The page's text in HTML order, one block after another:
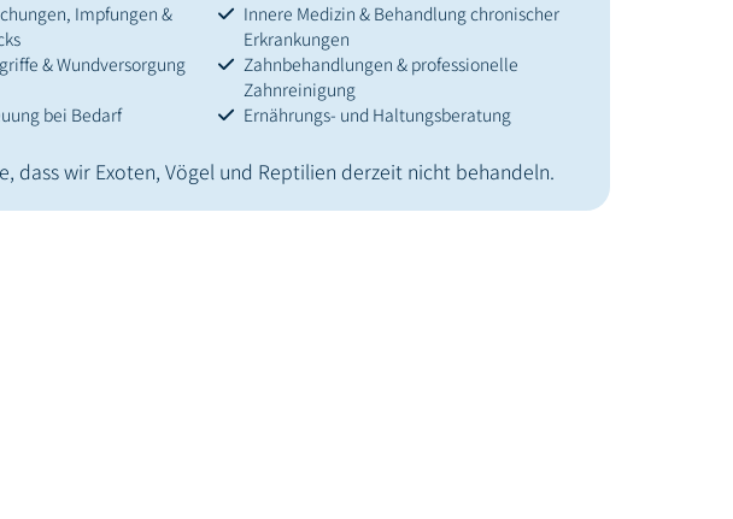
Impfungen &
Innere Medizin & Behandlung chronischer
Erkrankungen
& Wundversorgung
Zahnbehandlungen & professionelle
Zahnreinigung
bei Bedarf
Ernährungs- und Haltungsberatung
dass wir Exoten, Vögel und Reptilien derzeit nicht behandeln.